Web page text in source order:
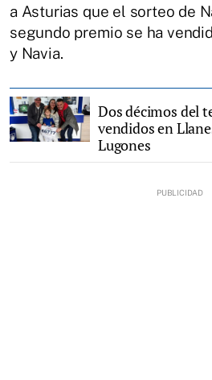
a Asturias que el sorteo de
segundo premio se ha
y Navia.
Dos décimos del
vendidos en
Lugones